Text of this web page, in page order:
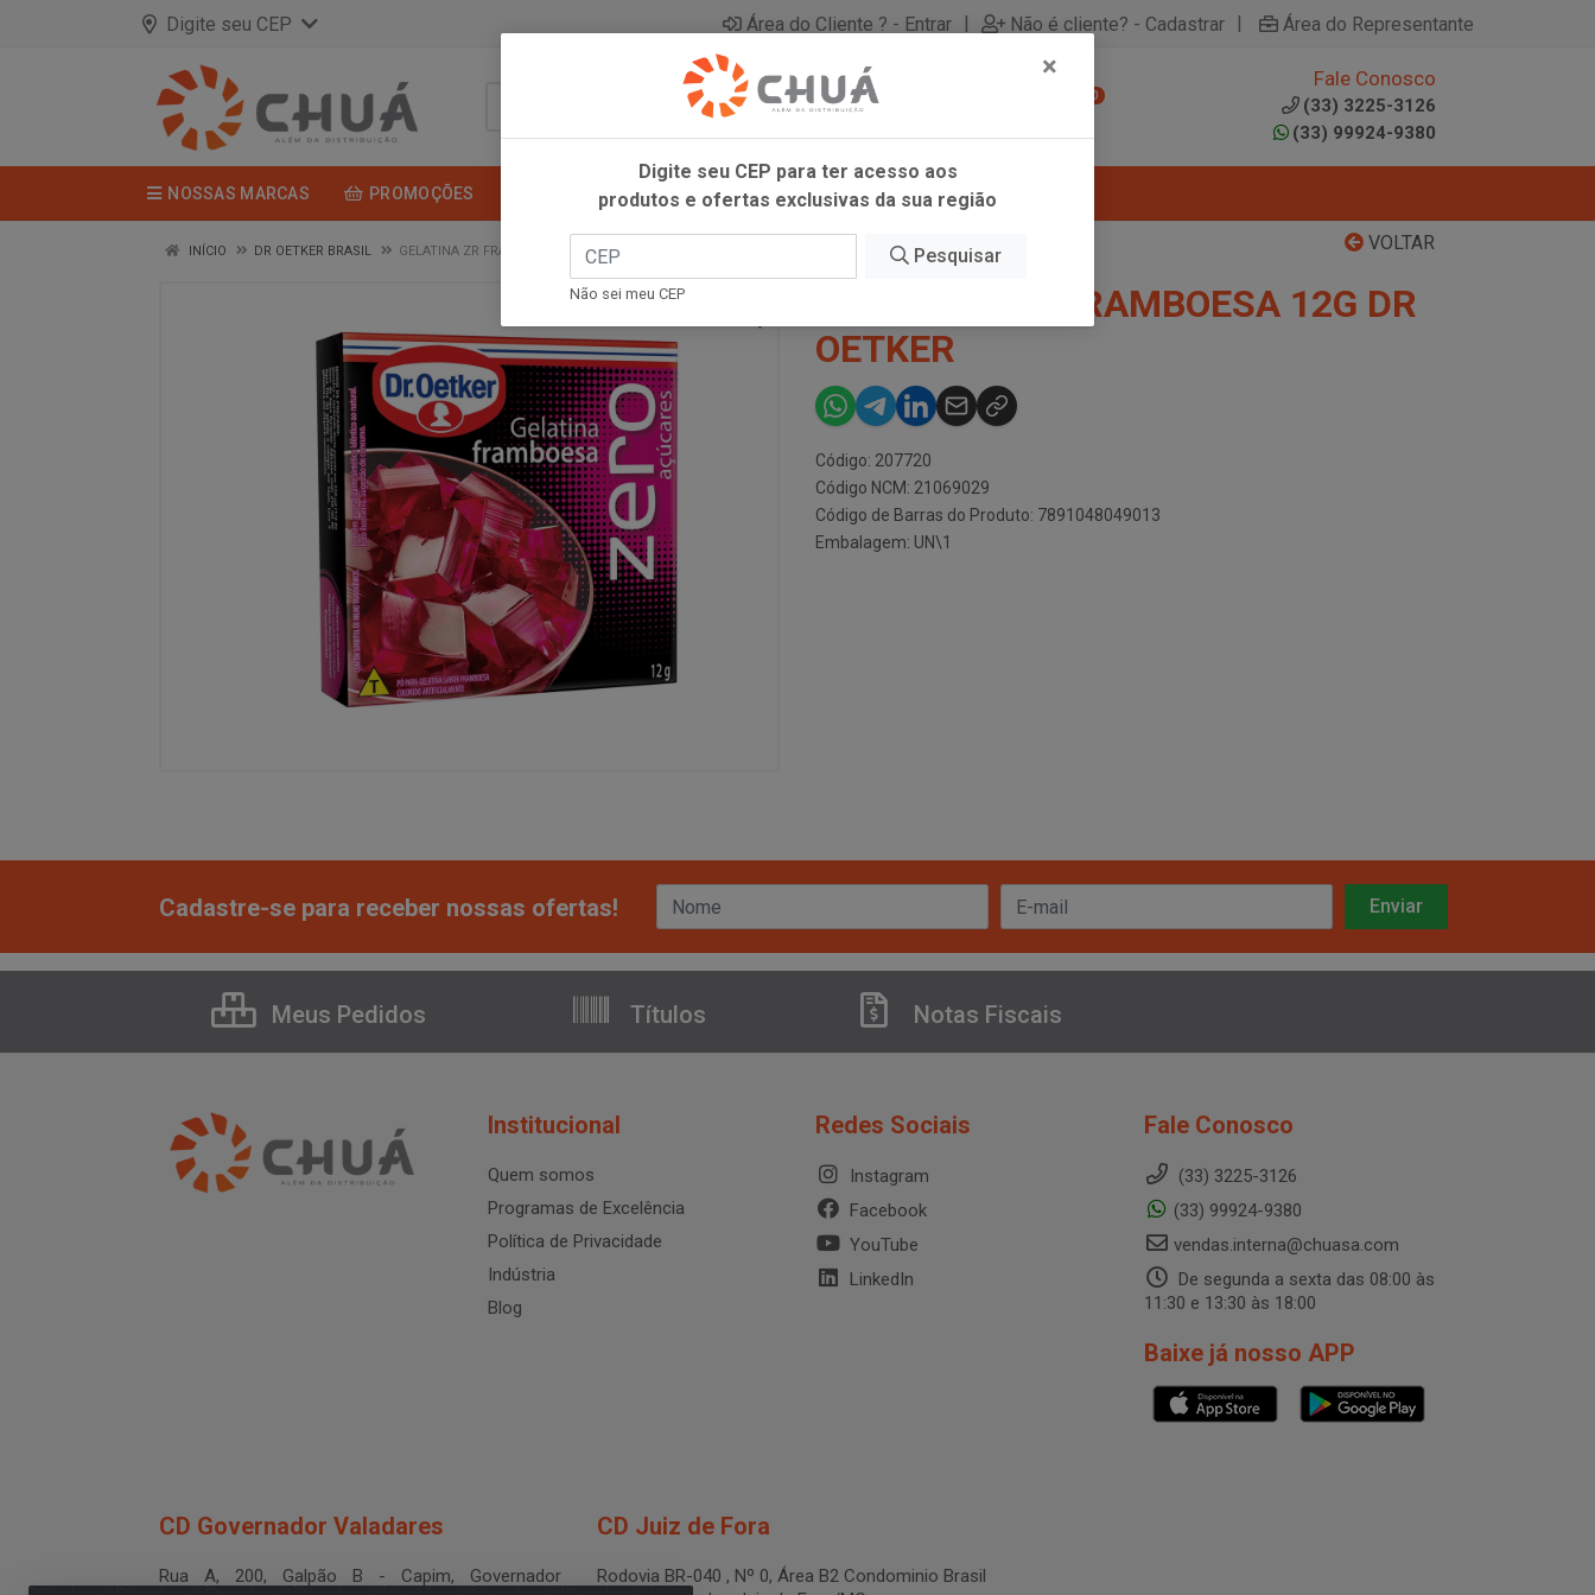
Digite seu CEP Área do Cliente ? - Entrar | Não é cliente? - Cadastrar | Área do Representante
0
Fale Conosco
(33) 3225-3126
(33) 99924-9380
NOSSAS MARCAS PROMOÇÕES
VOLTAR
INÍCIO DR OETKER BRASIL GELATINA ZR FRAMBOESA 12G DR OETKER
GELATINA ZR FRAMBOESA 12G DR
OETKER
Código: 207720
Código NCM: 21069029
Código de Barras do Produto: 7891048049013
Embalagem: UN\1
Cadastre-se para receber nossas ofertas!
Meus Pedidos Títulos Notas Fiscais
Institucional
Quem somos
Programas de Excelência
Política de Privacidade
Indústria
Blog
Redes Sociais
Instagram
Facebook
YouTube
LinkedIn
Fale Conosco
(33) 3225-3126
(33) 99924-9380
vendas.interna@chuasa.com
De segunda a sexta das 08:00 às
11:30 e 13:30 às 18:00
Baixe já nosso APP
CD Governador Valadares
Rua A, 200, Galpão B - Capim, Governador
CD Juiz de Fora
Rodovia BR-040 , Nº 0, Área B2 Condominio Brasil
×
Digite seu CEP para ter acesso aos
produtos e ofertas exclusivas da sua região
Pesquisar
Não sei meu CEP